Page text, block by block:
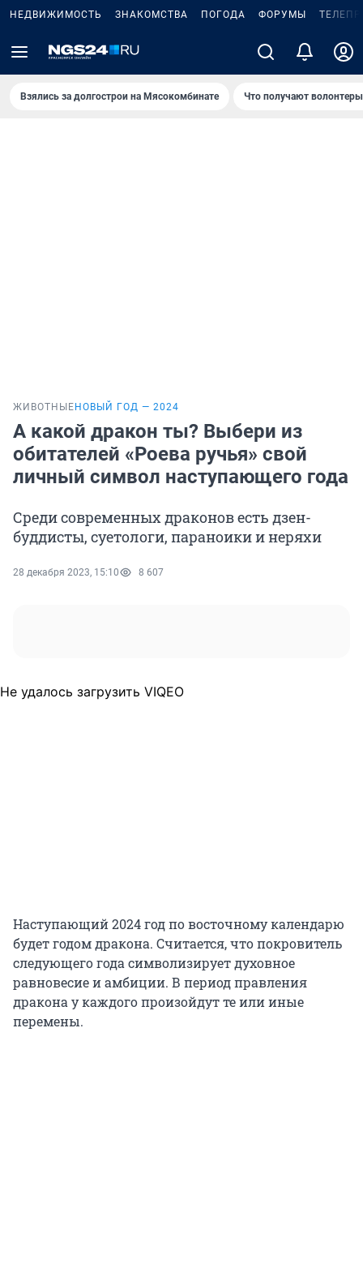
НЕДВИЖИМОСТЬ ЗНАКОМСТВА ПОГОДА ФОРУМЫ
Взялись за долгострои на Мясокомбинате Что получают
ЖИВОТНЫЕ НОВЫЙ ГОД — 2024
А какой дракон ты? Выбери из
обитателей «Роева ручья» свой
личный символ наступающего года
Среди современных драконов есть дзен-
буддисты, суетологи, параноики и неряхи
28 декабря 2023, 15:10 8 607
Не удалось загрузить VIQEO
Наступающий 2024 год по восточному календарю
будет годом дракона. Считается, что покровитель
следующего года символизирует духовное
равновесие и амбиции. В период правления
дракона у каждого произойдут те или иные
перемены.